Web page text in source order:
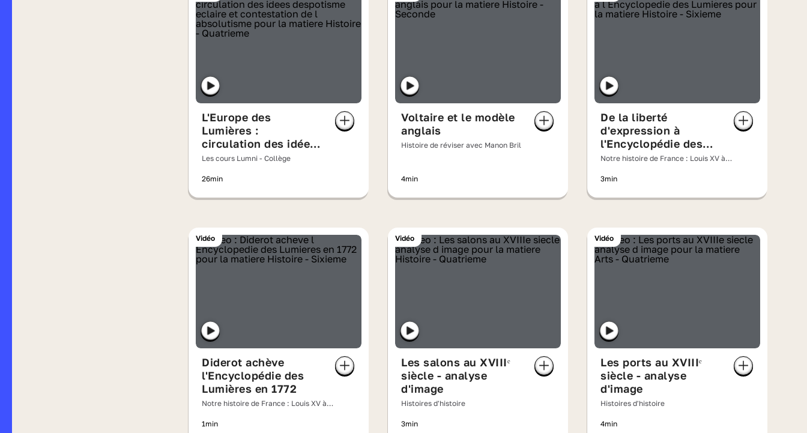
L'Europe des
Lumières :
circulation des idées,
despotisme éclairé et
l'absolutisme
Les cours Lumni - Collège
26min
Voltaire et le modèle
anglais
Histoire de réviser avec Manon Bril
4min
De la liberté
d'expression à
l'Encyclopédie des
Lumières
Notre histoire de France : Louis XV à
3min
Vidéo
Diderot achève
l'Encyclopédie des
Lumières en 1772
Notre histoire de France : Louis XV à
1min
Vidéo
Les salons au XVIIIᵉ
siècle - analyse
d'image
Histoires d'histoire
3min
Vidéo
Les ports au XVIIIᵉ
siècle - analyse
d'image
Histoires d'histoire
4min